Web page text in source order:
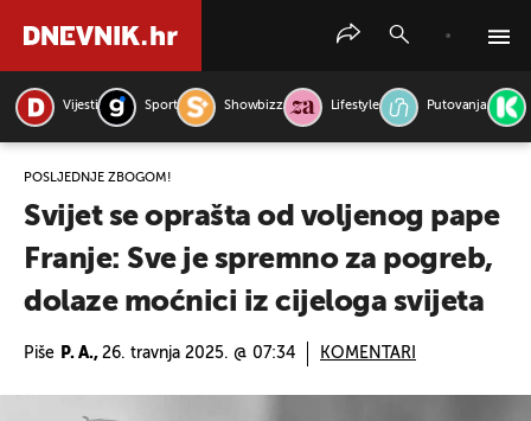
Vijesti Sport Showbizz Lifestyle Putovanja
POSLJEDNJE ZBOGOM!
Svijet se oprašta od voljenog pape
Franje: Sve je spremno za pogreb,
dolaze moćnici iz cijeloga svijeta
Piše P. A., 26. travnja 2025. @ 07:34 KOMENTARI
PRETRAŽITE VIJESTI